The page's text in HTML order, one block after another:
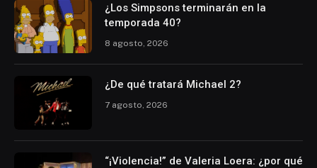
¿Los Simpsons terminarán en la
temporada 40?
8 agosto, 2026
¿De qué tratará Michael 2?
7 agosto, 2026
“¡Violencia!” de Valeria Loera: ¿por qué